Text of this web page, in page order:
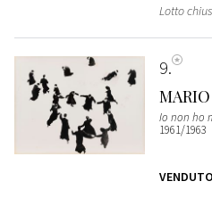
Lotto
9
Io non ho
1961/1963
VENDUTO